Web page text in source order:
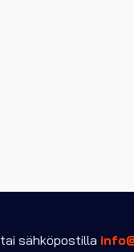
tai sähköpostilla